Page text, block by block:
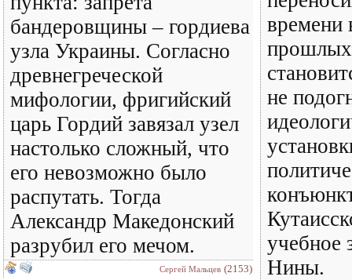
бандеровщины – гордиева
узла Украины. Согласно
древнегреческой
мифологии, фригийский
царь Гордий завязал узел
настолько сложный, что
его невозможно было
распутать. Тогда
Александр Македонский
разрубил его мечом.
Сергей Мальцев (2153)
времени
не
учебное
Нины.